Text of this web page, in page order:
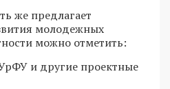
же предлагает
молодежных
можно отметить:
и другие проектные